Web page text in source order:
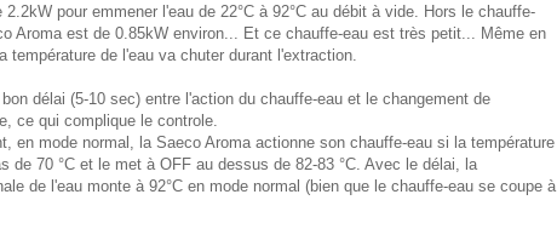
2.2kW pour emmener l'eau de 22°C à 92°C au débit à vide. Hors le chauffe-
Aroma est de 0.85kW environ... Et ce chauffe-eau est très petit... Même en
température de l'eau va chuter durant l'extraction.
délai (5-10 sec) entre l'action du chauffe-eau et le changement de
ce qui complique le controle.
en mode normal, la Saeco Aroma actionne son chauffe-eau si la température
de 70 °C et le met à OFF au dessus de 82-83 °C. Avec le délai, la
de l'eau monte à 92°C en mode normal (bien que le chauffe-eau se coupe à